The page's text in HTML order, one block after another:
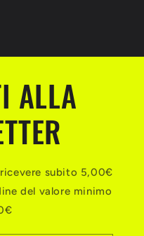
ALLA
subito 5,00€
del valore minimo